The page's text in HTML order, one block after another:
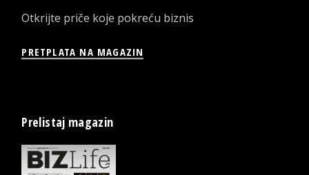
Otkrijte priče koje pokreću biznis
PRETPLATA NA MAGAZIN
Prelistaj magazin